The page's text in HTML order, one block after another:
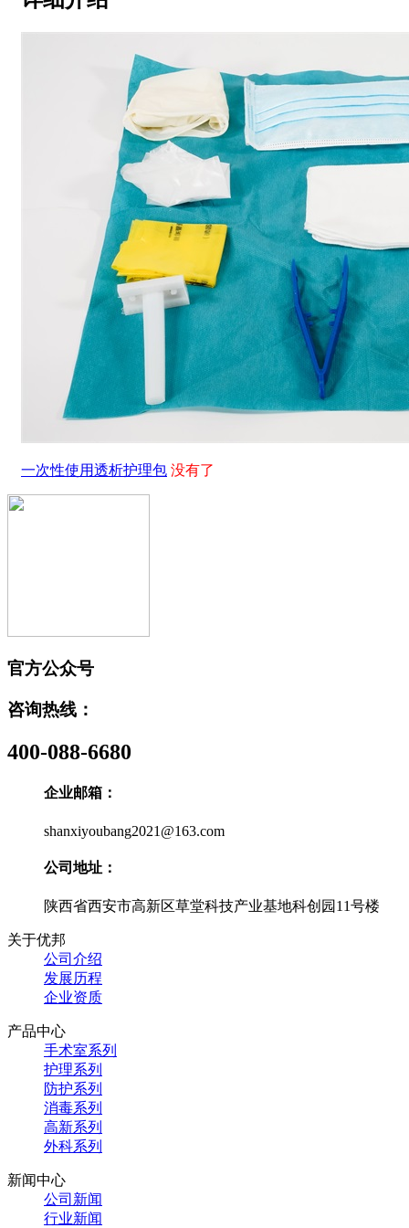
一次性使用透析护理包 没有了
官方公众号
咨询热线：
400-088-6680
企业邮箱：
shanxiyoubang2021@163.com
公司地址：
陕西省西安市高新区草堂科技产业基地科创园11号楼
关于优邦
公司介绍
发展历程
企业资质
产品中心
手术室系列
护理系列
防护系列
消毒系列
高新系列
外科系列
新闻中心
公司新闻
行业新闻